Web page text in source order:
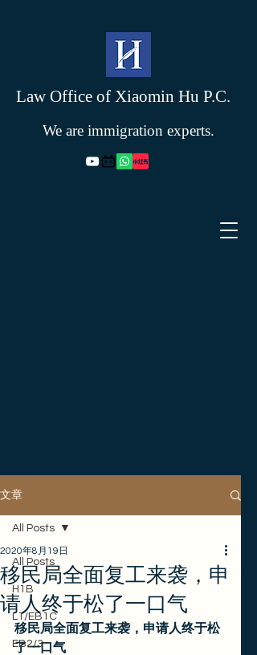
Law Office of Xiaomin Hu P.C.
We are immigration experts.
文章
All Posts
H1B
L1/EB1C
EB2/3
All Posts
移民局全面复工来袭，申
请人终于松了一口气
2020年8月19日
移民局全面复工来袭，申请人终于松
了一口气